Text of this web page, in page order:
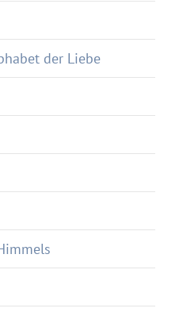
der Liebe